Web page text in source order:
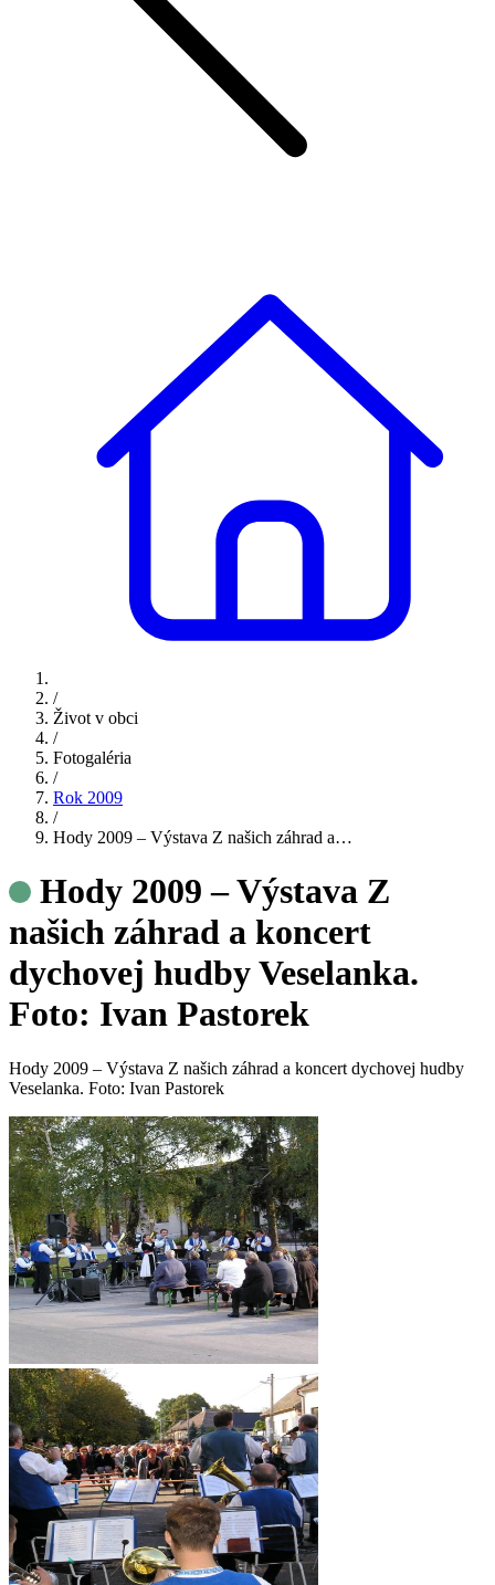
/
Život v obci
/
Fotogaléria
/
Rok 2009
/
Hody 2009 – Výstava Z našich záhrad a…
Hody 2009 – Výstava Z
našich záhrad a koncert
dychovej hudby Veselanka.
Foto: Ivan Pastorek
Hody 2009 – Výstava Z našich záhrad a koncert dychovej hudby
Veselanka. Foto: Ivan Pastorek